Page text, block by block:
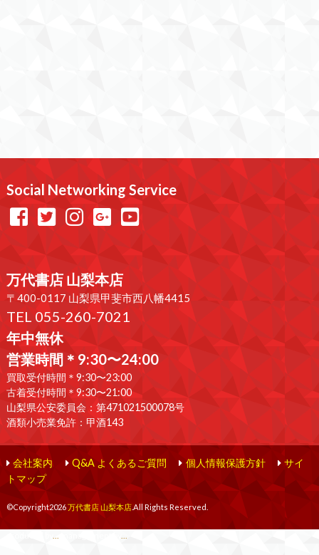
Social Networking Service
万代書店 山梨本店
〒400-0117 山梨県甲斐市西八幡4415
TEL 055-260-7021
年中無休
営業時間＊9:30〜24:00
買取受付時間＊9:30〜23:00
古着受付時間＊9:30〜21:00
山梨県公安委員会：第471021500078号
酒類小売業免許：甲酒143
会社案内 Q&A よくあるご質問 個人情報保護方針
サイ
トマップ
©Copyright2026万代書店 山梨本店.All Rights Reserved.